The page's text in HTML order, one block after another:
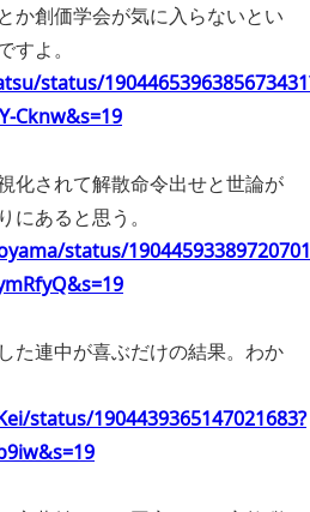
か創価学会が気に入らないとい
すよ。
status/
Cknw&s=19
化されて解散命令出せと世論が
あると思う。
status/
た連中が喜ぶだけの結果。わか
status/1904439365147021683?